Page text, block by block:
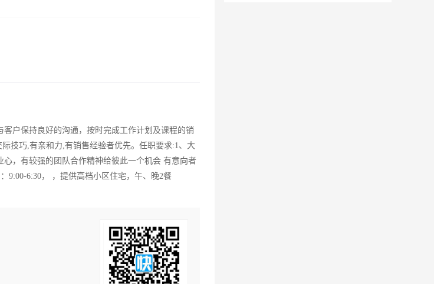
户保持良好的沟通，按时完成工作计划及课程的销
技巧,有亲和力,有销售经验者优先。任职要求:1、大
，有较强的团队合作精神给​彼此一个机会 有意向者
9:00-6:30， ，提供高档小区住宅，午、晚2餐